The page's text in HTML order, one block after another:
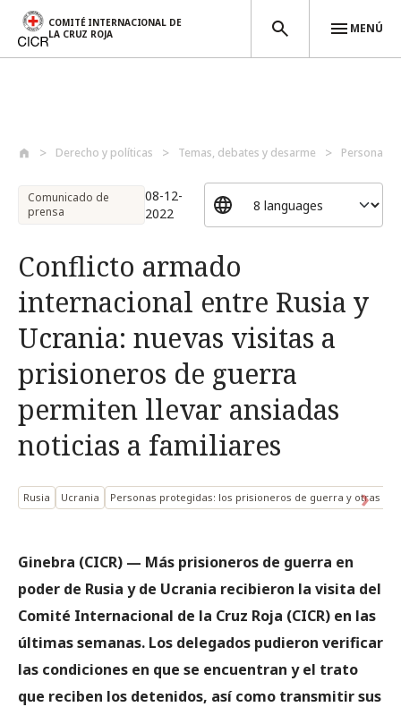
COMITÉ INTERNACIONAL DE
LA CRUZ ROJA
MENÚ
Derecho y políticas Temas, debates y desarme Personas
Comunicado de
prensa
08-12-
2022
Conflicto armado
internacional entre Rusia y
Ucrania: nuevas visitas a
prisioneros de guerra
permiten llevar ansiadas
noticias a familiares
Rusia Ucrania Personas protegidas: los prisioneros de guerra y otras
Ginebra (CICR) — Más prisioneros de guerra en
poder de Rusia y de Ucrania recibieron la visita del
Comité Internacional de la Cruz Roja (CICR) en las
últimas semanas. Los delegados pudieron verificar
las condiciones en que se encuentran y el trato
que reciben los detenidos, así como transmitir sus